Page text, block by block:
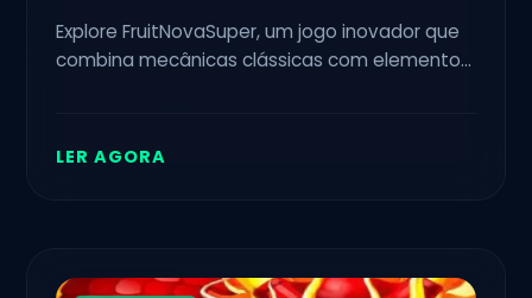
Explore FruitNovaSuper, um jogo inovador que
combina mecânicas clássicas com elementos
atual.
LER AGORA